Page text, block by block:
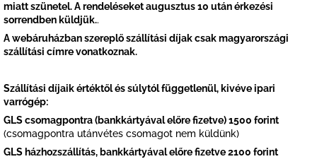
miatt szünetel. A rendeléseket augusztus 10 után érkezési
sorrendben küldjük..
A webáruházban szereplő szállítási díjak csak magyarországi
szállítási címre vonatkoznak.
Szállítási díjaik értéktől és súlytól függetlenül, kivéve ipari
varrógép:
GLS csomagpontra (bankkártyával előre fizetve) 1500 forint
(csomagpontra utánvétes csomagot nem küldünk)
GLS házhozszállítás, bankkártyával előre fizetve 2100 forint